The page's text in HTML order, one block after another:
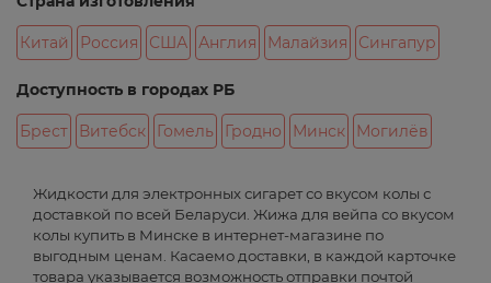
Китай Россия США Англия Малайзия Сингапур
Доступность в городах РБ
Брест Витебск Гомель Гродно Минск Могилёв
Жидкости для электронных сигарет со вкусом колы с
доставкой по всей Беларуси. Жижа для вейпа со вкусом
колы купить в Минске в интернет-магазине по
выгодным ценам. Касаемо доставки, в каждой карточке
товара указывается возможность отправки почтой